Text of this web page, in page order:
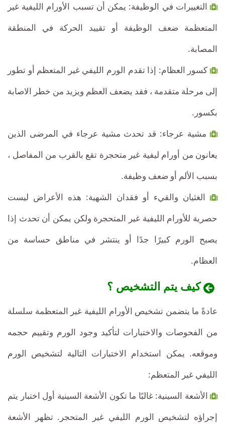
التغييرات في الوظيفة: يمكن أن تسبب الأورام الليفية غير
المتعظمة ضعف الوظيفة أو تقييد الحركة في المنطقة
المصابة.
كسور العظام: إذا تقدم الورم الليفي غير المتعظم أو تطور
إلى مرحلة متقدمة ، فقد يضعف العظم ويزيد من خطر الاصابة
بكسور.
مشية عرجاء: قد تحدث مشية عرجاء في المرضى الذين
يعانون من أورام ليفية غير متحجرة تقع بالقرب من المفاصل ،
بسبب الألم أو ضعف وظيفة.
الغثيان والقيء أو فقدان الشهية: هذه الأعراض ليست
حصرية للأورام الليفية غير المتحجرة ولكن يمكن أن تحدث إذا
يصبح الورم كبيرًا جدًا أو ينتشر في مناطق حساسة من
العظام.
كيف يتم التشخيص ؟
عادةً ما يتضمن تشخيص الأورام الليفية غير المتعظمة سلسلة
من الفحوصات والاختبارات لتأكيد وجود الورم وتقييم حجمه
وموقعه. يمكن استخدام الاختبارات التالية لتشخيص الورم
الليفي غير المتعظم:
الأشعة السينية: غالبًا ما تكون الأشعة السينية أول اختبار يتم
إجراؤه لتشخيص الورم الليفي غير المتحجر. تظهر الأشعة